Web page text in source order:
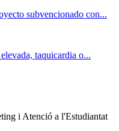
subvencionado con...
taquicardia o...
i Atenció a l'Estudiantat